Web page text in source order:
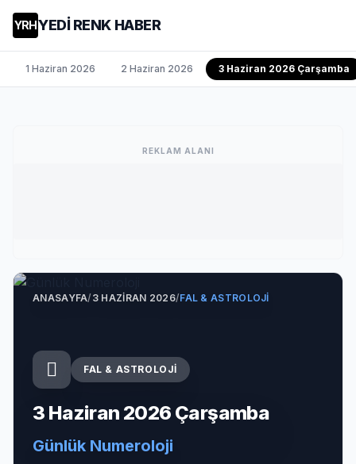
YRHYEDİ RENK HABER
1 Haziran 2026 2 Haziran 2026 3 Haziran 2026 Çarşamba
REKLAM ALANI
ANASAYFA/3 HAZIRAN 2026/FAL & ASTROLOJI
FAL & ASTROLOJI
3 Haziran 2026 Çarşamba
Günlük Numeroloji